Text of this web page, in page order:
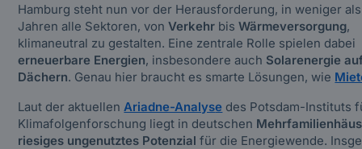
Hamburg steht nun vor der Herausforderung, in weniger als
Jahren alle Sektoren, vonVerkehr bisWärmeversorgung,
klimaneutral zu gestalten. Eine zentrale Rolle spielen dabei
erneuerbare Energien, insbesondere auch Solarenergie
Dächern. Genau hier braucht es smarte Lösungen, wie
Laut der aktuellenAriadne-Analyse des Potsdam-Instituts
Klimafolgenforschung liegt in deutschen
riesiges ungenutztes Potenzial für die Energiewende.